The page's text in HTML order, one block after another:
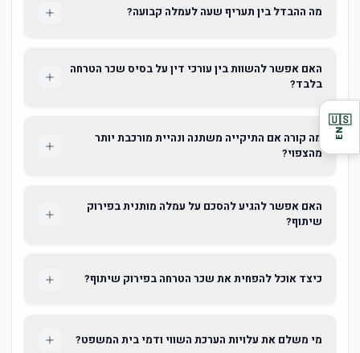
מה ההבדל בין תעריף שעה לעמלה קבועה?
האם אפשר להשוות בין עורכי דין על בסיס שכר הטרחה
בלבד?
מה קורה אם התיקייה משתנה ונהיית מורכבת יותר
מהצפוי?
האם אפשר להגיע להסכם על עמלה מותנית בפירוק
שיתוף?
כיצד אוכל להפחית את שכר הטרחה בפירוק שיתוף?
מי משלם את עלויות הערכת השווי ודמי בית המשפט?
🇺🇸
EN